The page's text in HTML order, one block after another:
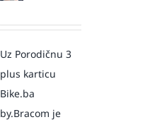
Uz Porodičnu 3
plus karticu
Bike.ba
by.Bracom je